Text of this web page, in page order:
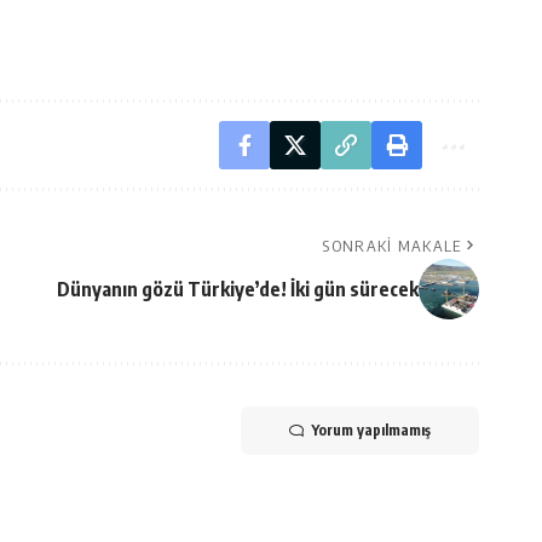
SONRAKI MAKALE
Dünyanın gözü Türkiye’de! İki gün sürecek
Yorum yapılmamış